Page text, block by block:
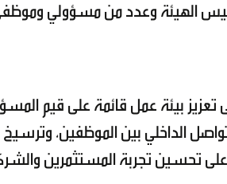
الهيئة وعدد من مسؤولي
بيئة عمل قائمة على قيم
الداخلي بين الموظفين،
تحسين تجربة المستثمرين